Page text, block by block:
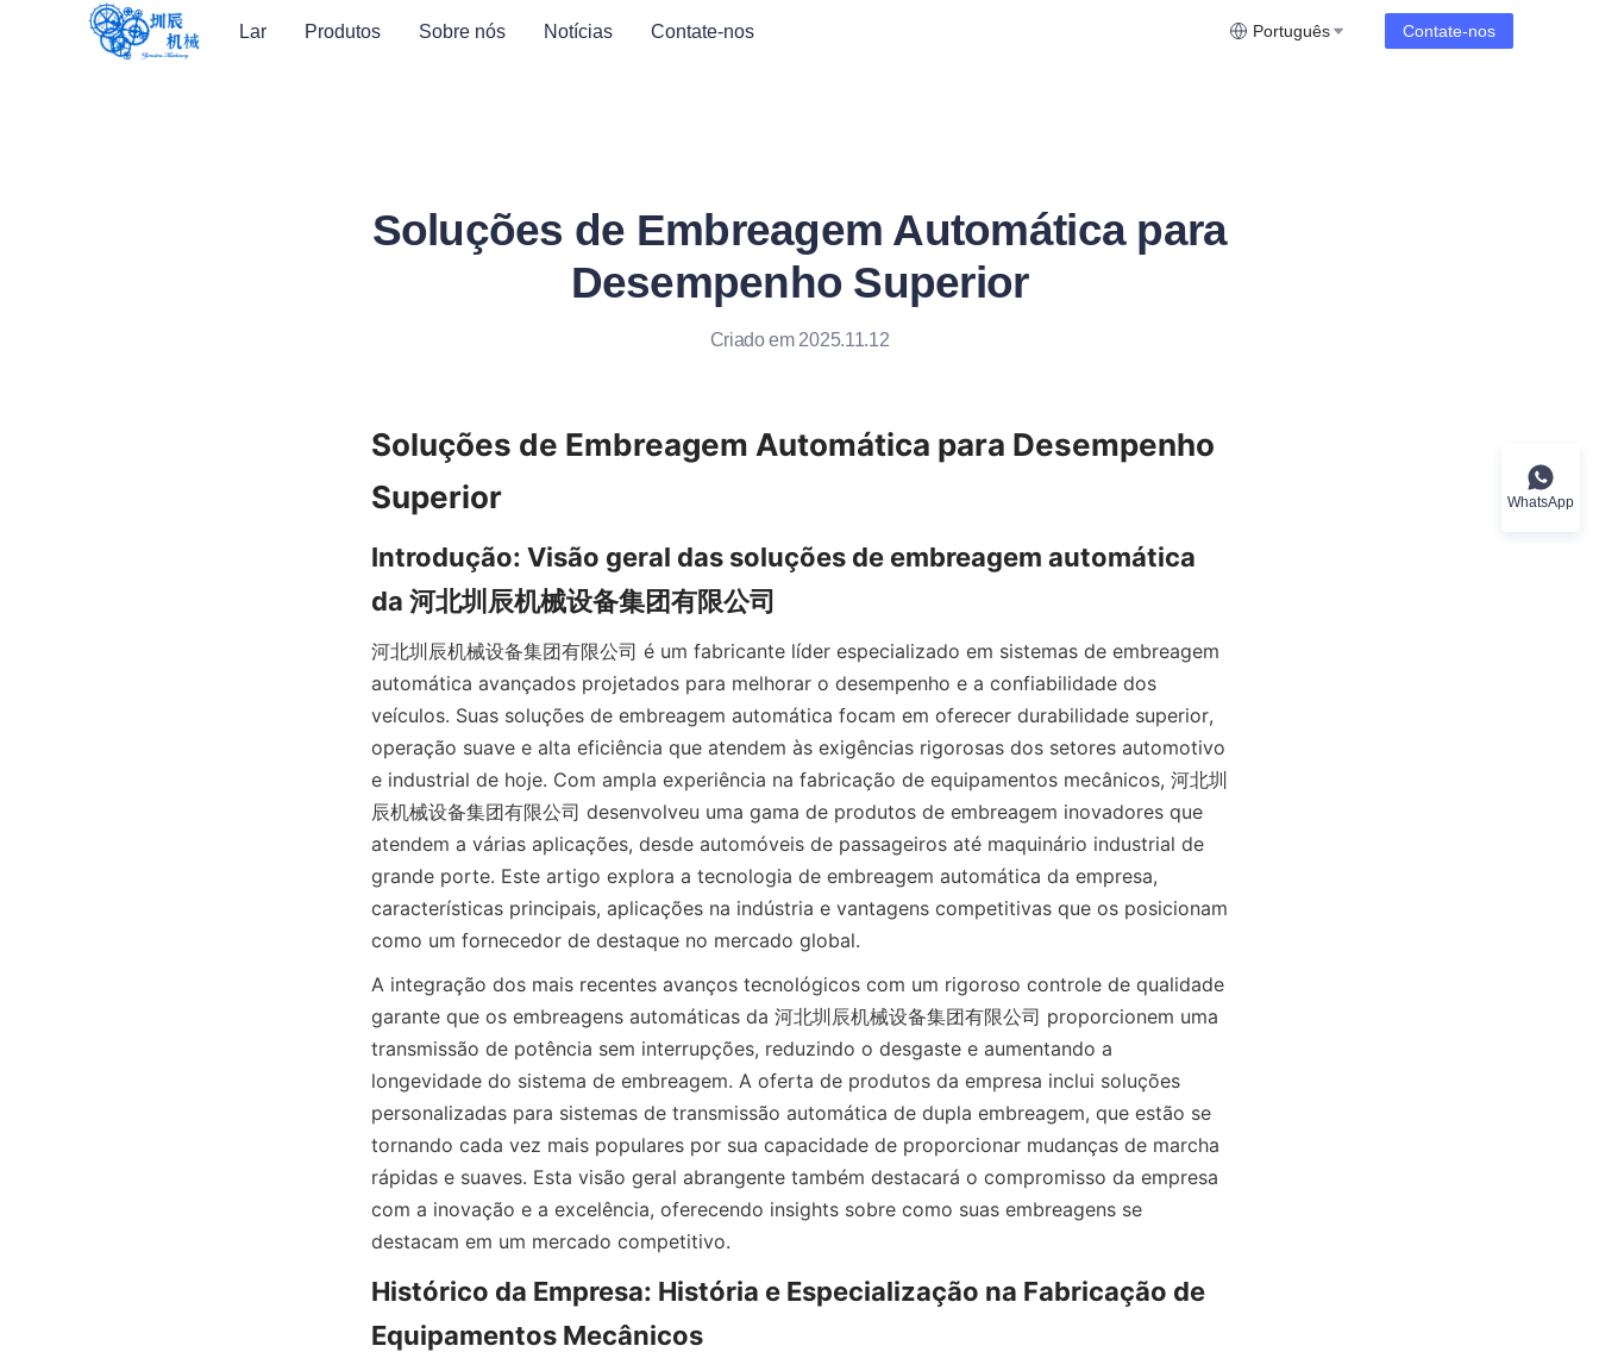
Lar Produtos Sobre nós Notícias Contate-nos Português Contate-nos
Soluções de Embreagem Automática para
Desempenho Superior
Criado em 2025.11.12
Soluções de Embreagem Automática para Desempenho
Superior
Introdução: Visão geral das soluções de embreagem automática
da 河北圳辰机械设备集团有限公司
河北圳辰机械设备集团有限公司 é um fabricante líder especializado em sistemas de embreagem
automática avançados projetados para melhorar o desempenho e a confiabilidade dos
veículos. Suas soluções de embreagem automática focam em oferecer durabilidade superior,
operação suave e alta eficiência que atendem às exigências rigorosas dos setores automotivo
e industrial de hoje. Com ampla experiência na fabricação de equipamentos mecânicos, 河北圳
辰机械设备集团有限公司 desenvolveu uma gama de produtos de embreagem inovadores que
atendem a várias aplicações, desde automóveis de passageiros até maquinário industrial de
grande porte. Este artigo explora a tecnologia de embreagem automática da empresa,
características principais, aplicações na indústria e vantagens competitivas que os posicionam
como um fornecedor de destaque no mercado global.
A integração dos mais recentes avanços tecnológicos com um rigoroso controle de qualidade
garante que os embreagens automáticas da 河北圳辰机械设备集团有限公司 proporcionem uma
transmissão de potência sem interrupções, reduzindo o desgaste e aumentando a
longevidade do sistema de embreagem. A oferta de produtos da empresa inclui soluções
personalizadas para sistemas de transmissão automática de dupla embreagem, que estão se
tornando cada vez mais populares por sua capacidade de proporcionar mudanças de marcha
rápidas e suaves. Esta visão geral abrangente também destacará o compromisso da empresa
com a inovação e a excelência, oferecendo insights sobre como suas embreagens se
destacam em um mercado competitivo.
Histórico da Empresa: História e Especialização na Fabricação de
Equipamentos Mecânicos
WhatsApp